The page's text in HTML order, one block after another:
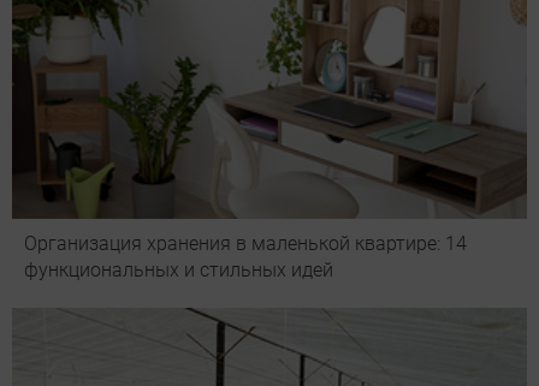
Организация хранения в маленькой квартире: 14
функциональных и стильных идей